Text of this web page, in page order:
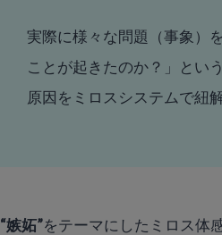
実際に様々な問題（事象）
ことが起きたのか？」とい
原因をミロスシステムで紐
“嫉妬”をテーマにしたミロス体